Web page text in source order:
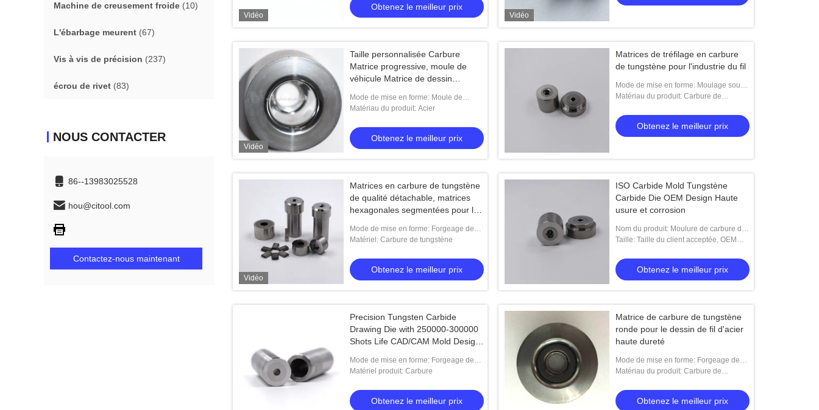
Machine de creusement froide (10)
L'ébarbage meurent (67)
Vis à vis de précision (237)
écrou de rivet (83)
NOUS CONTACTER
86--13983025528
hou@citool.com
Contactez-nous maintenant
Vidéo
Obtenez le meilleur prix
Vidéo
Vidéo
Taille personnalisée Carbure
Matrice progressive, moule de
véhicule Matrice de dessin
Mode de mise en forme: Moule de
perforation
Matériau du produit: Acier
Obtenez le meilleur prix
Matrices de tréfilage en carbure
de tungstène pour l'industrie du fil
Mode de mise en forme: Moulage sous
pression, Moule d'emboutissage, Moule
Moule d
Matériau du produit: Carbure de
Obtenez le meilleur prix
Vidéo
Matrices en carbure de tungstène
de qualité détachable, matrices
hexagonales segmentées pour la
Mode de mise en forme: Forgeage de
moules
Matériel: Carbure de tungstène
Obtenez le meilleur prix
ISO Carbide Mold Tungstène
Carbide Die OEM Design Haute
usure et corrosion
Nom du produit: Moulure de carbure de
tungstène Carbure de matrice OEM de
Taille: Taille du client acceptée, OEM
Obtenez le meilleur prix
Precision Tungsten Carbide
Drawing Die with 250000-300000
Shots Life CAD/CAM Mold Design
Mode de mise en forme: Forgeage de
moules
Matériel produit: Carbure
Obtenez le meilleur prix
Matrice de carbure de tungstène
ronde pour le dessin de fil d'acier
haute dureté
Mode de mise en forme: Forgeage de
moules
Matériau du produit: Carbure de
Obtenez le meilleur prix